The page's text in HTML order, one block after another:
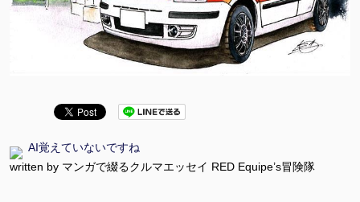
AI覚えていないですね
written by マンガで綴るクルマエッセイ RED Equipe’s冒険隊